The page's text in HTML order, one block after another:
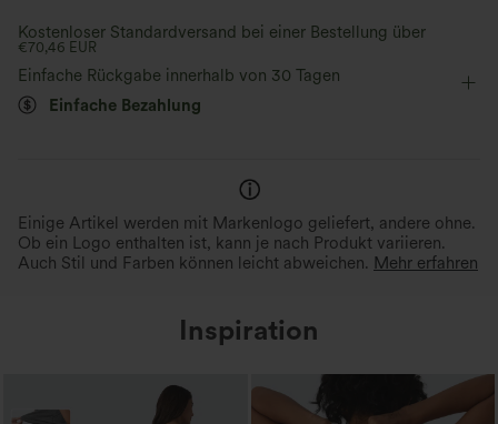
Schmale Passform Seitentaschen Rundhalsausschnitt
Plissiert überziehen lässig extra lang
baggy ärmellos
Kostenloser Standardversand bei einer Bestellung über
€70,46 EUR
Einfache Rückgabe innerhalb von 30 Tagen
Einfache Bezahlung
Einige Artikel werden mit Markenlogo geliefert, andere ohne.
Ob ein Logo enthalten ist, kann je nach Produkt variieren.
Auch Stil und Farben können leicht abweichen. Mehr erfahren
Inspiration